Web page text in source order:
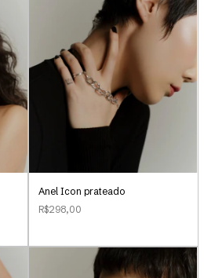
Anel Icon prateado
R$298,00